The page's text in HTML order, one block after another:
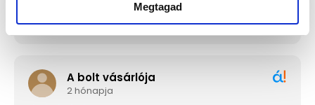
Megtagad